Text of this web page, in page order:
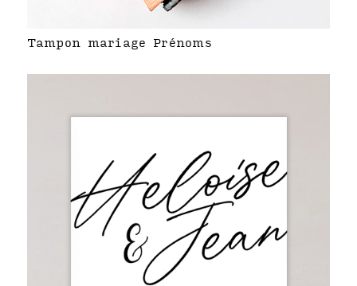
Tampon mariage Prénoms